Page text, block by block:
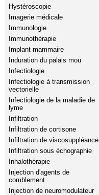
Hystéroscopie
Imagerie médicale
Immunologie
Immunothérapie
Implant mammaire
Induration du palais mou
Infectiologie
Infectiologie à transmission
vectorielle
Infectiologie de la maladie de
lyme
Infiltration
Infiltration de cortisone
Infiltration de viscosuppléance
Infiltration sous échographie
Inhalothérapie
Injection d'agents de
comblement
Injection de neuromodulateur